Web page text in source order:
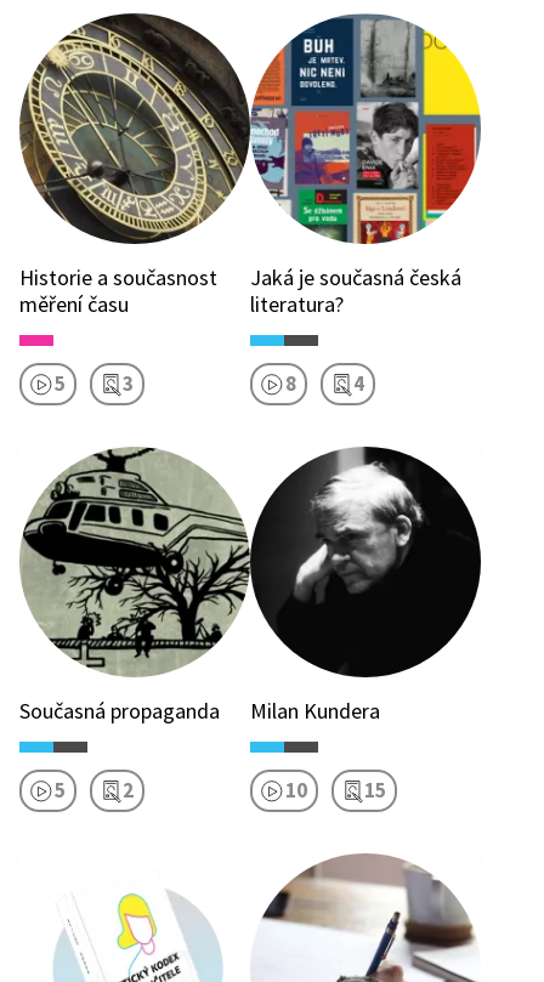
Historie a současnost
měření času
5 3
Jaká je současná česká
literatura?
8 4
Současná propaganda
5 2
Milan Kundera
10 15